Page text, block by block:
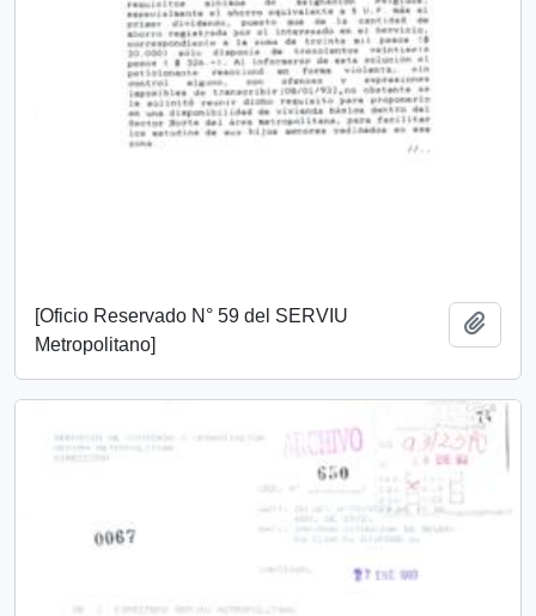
[Oficio Reservado N° 59 del SERVIU
Metropolitano]